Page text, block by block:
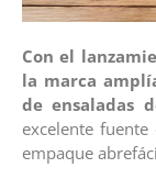
Con el
la marca
de ensaladas
excelente
empaque